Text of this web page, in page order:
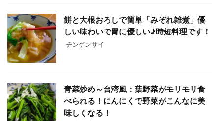
餅と大根おろしで簡単「みぞれ雑煮」優
しい味わいで胃に優しい♪時短料理です！
チンゲンサイ
青菜炒め～台湾風：葉野菜がモリモリ食
べられる！にんにくで野菜がこんなに美
味しくなる！